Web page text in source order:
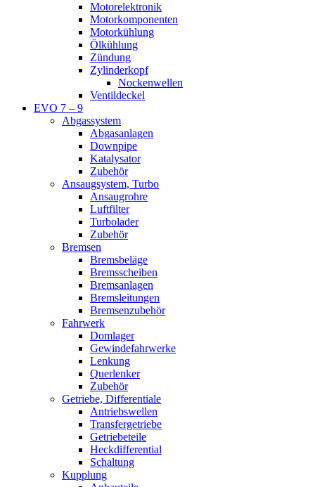
Motorelektronik
Motorkomponenten
Motorkühlung
Ölkühlung
Zündung
Zylinderkopf
Nockenwellen
Ventildeckel
EVO 7 – 9
Abgassystem
Abgasanlagen
Downpipe
Katalysator
Zubehör
Ansaugsystem, Turbo
Ansaugrohre
Luftfilter
Turbolader
Zubehör
Bremsen
Bremsbeläge
Bremsscheiben
Bremsanlagen
Bremsleitungen
Bremsenzubehör
Fahrwerk
Domlager
Gewindefahrwerke
Lenkung
Querlenker
Zubehör
Getriebe, Differentiale
Antriebswellen
Transfergetriebe
Getriebeteile
Heckdifferential
Schaltung
Kupplung